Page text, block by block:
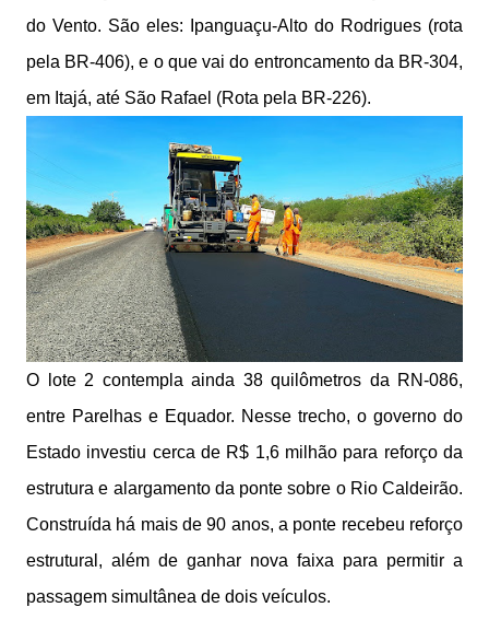
do Vento. São eles: Ipanguaçu-Alto do Rodrigues (rota
pela BR-406), e o que vai do entroncamento da BR-304,
em Itajá, até São Rafael (Rota pela BR-226).
O lote 2 contempla ainda 38 quilômetros da RN-086,
entre Parelhas e Equador. Nesse trecho, o governo do
Estado investiu cerca de R$ 1,6 milhão para reforço da
estrutura e alargamento da ponte sobre o Rio Caldeirão.
Construída há mais de 90 anos, a ponte recebeu reforço
estrutural, além de ganhar nova faixa para permitir a
passagem simultânea de dois veículos.